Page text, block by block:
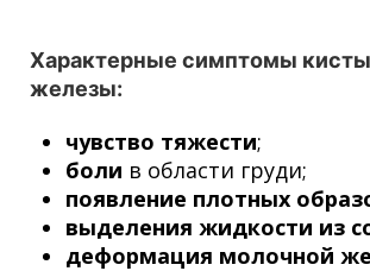
Характерные симптомы
железы:
чувство тяжести;
боли в области груди;
появление плотных
выделения жидкости из
деформация молочной